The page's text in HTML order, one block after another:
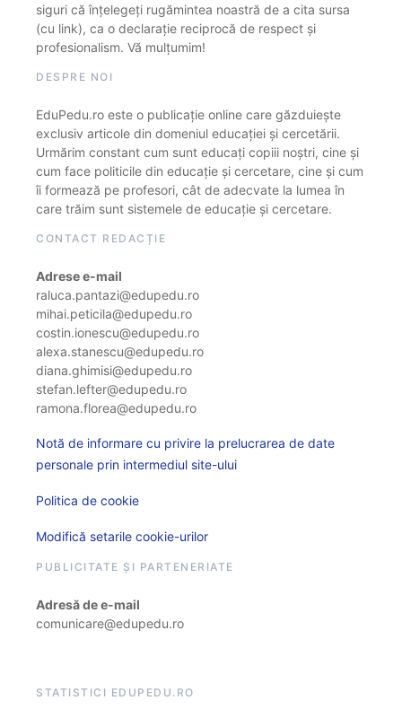
siguri că înțelegeți rugămintea noastră de a cita sursa
(cu link), ca o declarație reciprocă de respect și
profesionalism. Vă mulțumim!
DESPRE NOI
EduPedu.ro este o publicație online care găzduiește
exclusiv articole din domeniul educației și cercetării.
Urmărim constant cum sunt educați copiii noștri, cine și
cum face politicile din educație și cercetare, cine și cum
îi formează pe profesori, cât de adecvate la lumea în
care trăim sunt sistemele de educație și cercetare.
CONTACT REDACȚIE
Adrese e-mail
raluca.pantazi@edupedu.ro
mihai.peticila@edupedu.ro
costin.ionescu@edupedu.ro
alexa.stanescu@edupedu.ro
diana.ghimisi@edupedu.ro
stefan.lefter@edupedu.ro
ramona.florea@edupedu.ro
Notă de informare cu privire la prelucrarea de date
personale prin intermediul site-ului
Politica de cookie
Modifică setarile cookie-urilor
PUBLICITATE ȘI PARTENERIATE
Adresă de e-mail
comunicare@edupedu.ro
STATISTICI EDUPEDU.RO